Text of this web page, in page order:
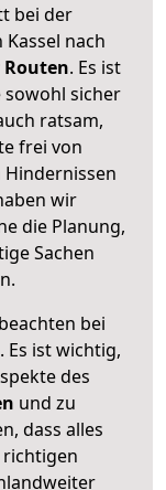
bei der
nach
. Es ist
sowohl sicher
ratsam,
frei von
wir
die Planung,
Sachen
bei
Es ist wichtig,
des
und zu
dass alles